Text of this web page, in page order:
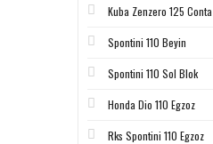
Kuba Zenzero 125
Spontini 110 Beyin
Spontini 110 Sol Blok
Honda Dio 110 Egzoz
Rks Spontini 110 Egzoz